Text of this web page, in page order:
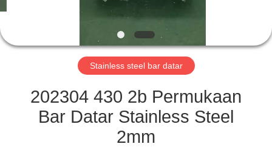
KONTROL
KUALITAS
HUBUNGI
KAMI
Stainless steel bar datar
202304 430 2b Permukaan
Bar Datar Stainless Steel
2mm